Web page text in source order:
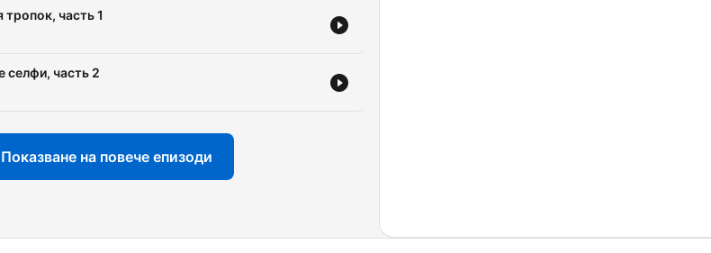
часть 1
селфи, часть 2
Показване на повече епизоди